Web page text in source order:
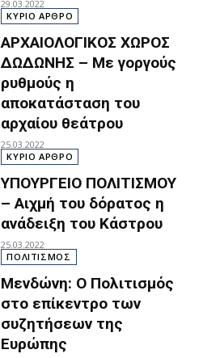
29.03.2022
ΚΥΡΙΟ ΑΡΘΡΟ
ΑΡΧΑΙΟΛΟΓΙΚΟΣ ΧΩΡΟΣ
ΔΩΔΩΝΗΣ – Με γοργούς
ρυθμούς η
αποκατάσταση του
αρχαίου θεάτρου
25.03.2022
ΚΥΡΙΟ ΑΡΘΡΟ
ΥΠΟΥΡΓΕΙΟ ΠΟΛΙΤΙΣΜΟΥ
– Αιχμή του δόρατος η
ανάδειξη του Κάστρου
25.03.2022
ΠΟΛΙΤΙΣΜΟΣ
Μενδώνη: Ο Πολιτισμός
στο επίκεντρο των
συζητήσεων της
Ευρώπης